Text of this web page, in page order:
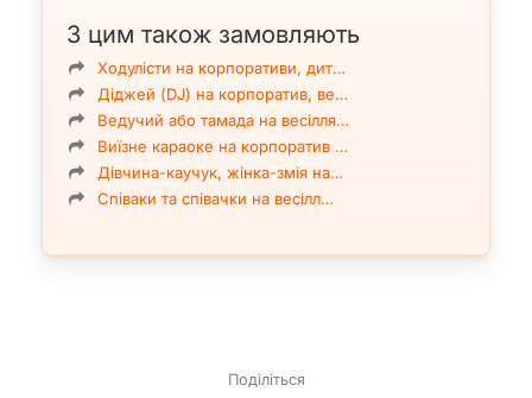
З цим також замовляють
Ходулісти на корпоративи, дит…
Діджей (DJ) на корпоратив, ве…
Ведучий або тамада на весілля…
Виїзне караоке на корпоратив …
Дівчина-каучук, жінка-змія на…
Співаки та співачки на весілл…
Поділіться